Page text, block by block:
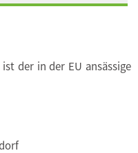
der in der EU ansässige